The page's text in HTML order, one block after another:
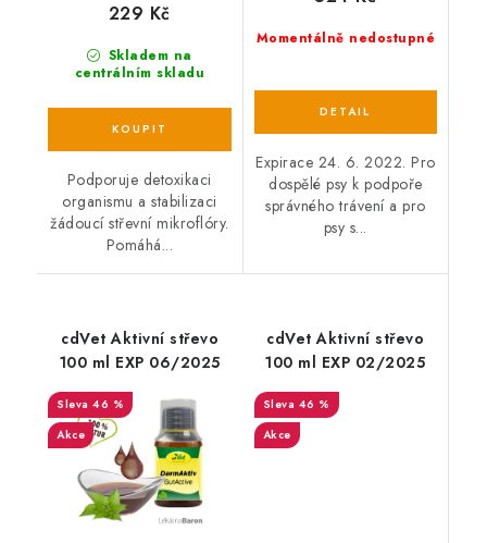
Skladem na
centrálním skladu
229 Kč
Podporuje detoxikaci
organismu a stabilizaci
žádoucí střevní mikroflóry.
Pomáhá...
Momentálně nedostupné
Expirace 24. 6. 2022. Pro
dospělé psy k podpoře
správného trávení a pro
psy s...
cdVet Aktivní střevo
100 ml EXP 06/2025
46 %
Akce
cdVet Aktivní střevo
100 ml EXP 02/2025
46 %
Akce